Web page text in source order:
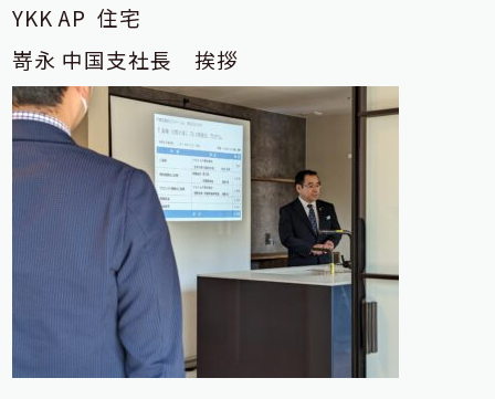
YKK AP 住宅
嵜永 中国支社長 挨拶